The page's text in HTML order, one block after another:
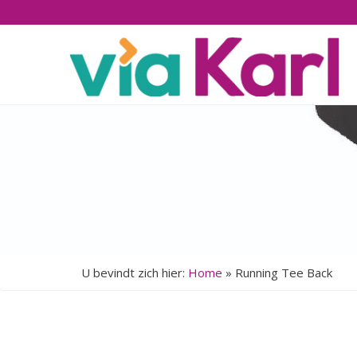
U bevindt zich hier: Home » Running Tee Back